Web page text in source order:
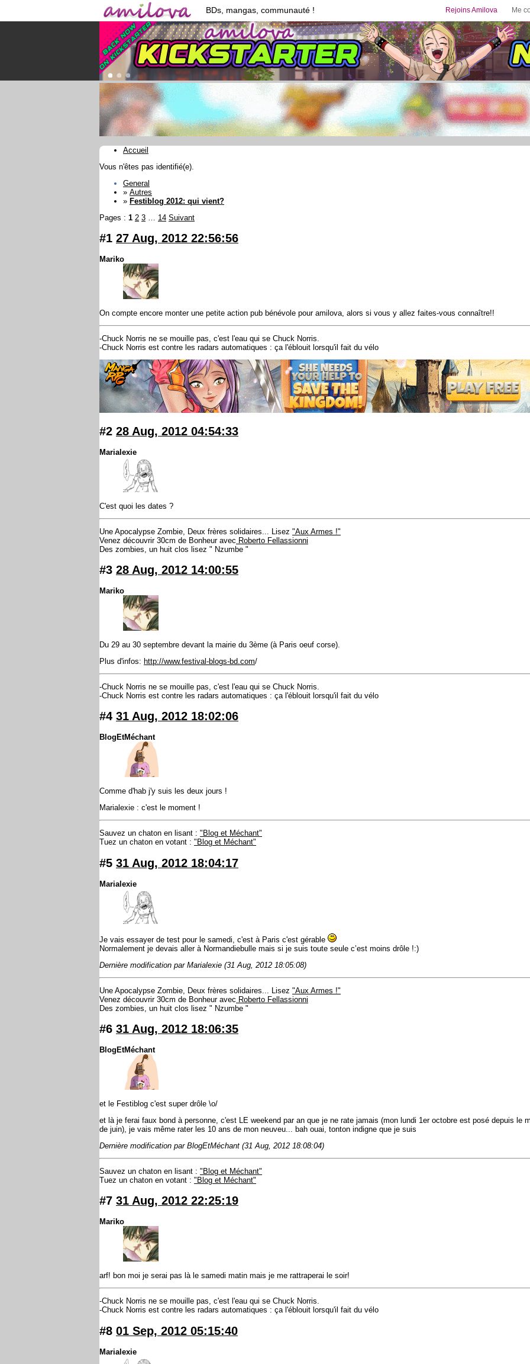
BDs, mangas, communauté ! Me
Rejoins Amilova
Accueil
Vous n'êtes pas identifié(e).
General
» Autres
» Festiblog 2012: qui vient?
Pages : 1 2 3 … 14 Suivant
#1 27 Aug, 2012 22:56:56
Mariko
On compte encore monter une petite action pub bénévole pour amilova, alors si vous y allez faites-vous connaître!!
-Chuck Norris ne se mouille pas, c'est l'eau qui se Chuck Norris.
-Chuck Norris est contre les radars automatiques : ça l'éblouit lorsqu'il fait du vélo
#2 28 Aug, 2012 04:54:33
Marialexie
C'est quoi les dates ?
Une Apocalypse Zombie, Deux frères solidaires... Lisez "Aux Armes !"
Venez découvrir 30cm de Bonheur avec Roberto Fellassionni
Des zombies, un huit clos lisez " Nzumbe "
#3 28 Aug, 2012 14:00:55
Mariko
Du 29 au 30 septembre devant la mairie du 3ème (à Paris oeuf corse).
Plus d'infos: http://www.festival-blogs-bd.com/
-Chuck Norris ne se mouille pas, c'est l'eau qui se Chuck Norris.
-Chuck Norris est contre les radars automatiques : ça l'éblouit lorsqu'il fait du vélo
#4 31 Aug, 2012 18:02:06
BlogEtMéchant
Comme d'hab j'y suis les deux jours !
Marialexie : c'est le moment !
Sauvez un chaton en lisant : "Blog et Méchant"
Tuez un chaton en votant : "Blog et Méchant"
#5 31 Aug, 2012 18:04:17
Marialexie
Je vais essayer de test pour le samedi, c'est à Paris c'est gérable
Normalement je devais aller à Normandiebulle mais si je suis toute seule c’est moins drôle !:)
Dernière modification par Marialexie (31 Aug, 2012 18:05:08)
Une Apocalypse Zombie, Deux frères solidaires... Lisez "Aux Armes !"
Venez découvrir 30cm de Bonheur avec Roberto Fellassionni
Des zombies, un huit clos lisez " Nzumbe "
#6 31 Aug, 2012 18:06:35
BlogEtMéchant
et le Festiblog c'est super drôle \o/
et là je ferai faux bond à personne, c'est LE weekend par an que je ne rate jamais (mon lundi 1er octobre est posé depuis le
de juin), je vais même rater les 10 ans de mon neuveu... bah ouai, tonton indigne que je suis
Dernière modification par BlogEtMéchant (31 Aug, 2012 18:08:04)
Sauvez un chaton en lisant : "Blog et Méchant"
Tuez un chaton en votant : "Blog et Méchant"
#7 31 Aug, 2012 22:25:19
Mariko
arf! bon moi je serai pas là le samedi matin mais je me rattraperai le soir!
-Chuck Norris ne se mouille pas, c'est l'eau qui se Chuck Norris.
-Chuck Norris est contre les radars automatiques : ça l'éblouit lorsqu'il fait du vélo
#8 01 Sep, 2012 05:15:40
Marialexie